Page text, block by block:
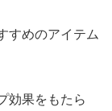
すめのアイテム
効果をもたら